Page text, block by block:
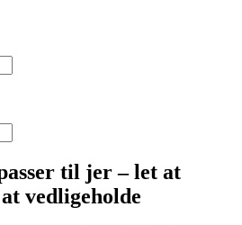
til jer – let at
vedligeholde